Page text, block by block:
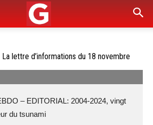
La lettre d’informations du 18 novembre
– EDITORIAL: 2004-2024, vingt
du tsunami